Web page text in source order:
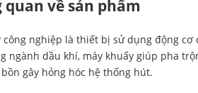
quan về sản phẩm
công nghiệp là thiết bị sử dụng động
ngành dầu khí, máy khuấy giúp pha
gây hỏng hóc hệ thống hút.